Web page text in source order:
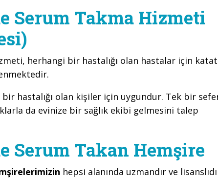
Serum Takma Hizmeti
herhangi bir hastalığı olan hastalar için
hastalığı olan kişiler için uygundur. Tek bir
da evinize bir sağlık ekibi gelmesini talep
Serum Takan Hemşire
hepsi alanında uzmandır ve